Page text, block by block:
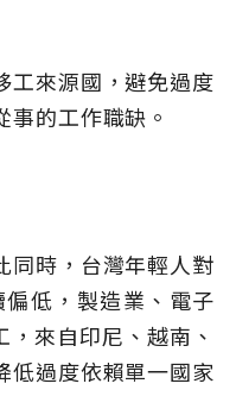
工來源國，避免過度
的工作職缺。
同時，台灣年輕人對
低，製造業、電子
來自印尼、越南、
低過度依賴單一國家